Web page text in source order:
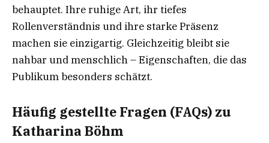
behauptet. Ihre ruhige Art, ihr tiefes
Rollenverständnis und ihre starke Präsenz
machen sie einzigartig. Gleichzeitig bleibt sie
nahbar und menschlich – Eigenschaften, die das
Publikum besonders schätzt.
Häufig gestellte Fragen (FAQs) zu
Katharina Böhm